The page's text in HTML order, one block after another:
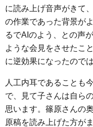
に読み上げ音声がきて
の作業であった背景が
るでAIのよう、との声
ような会見をさせたこ
に逆効果になったので
人工内耳であることも
で、見て子さんは自ら
思います。篠原さんの
原稿を読み上げた方が